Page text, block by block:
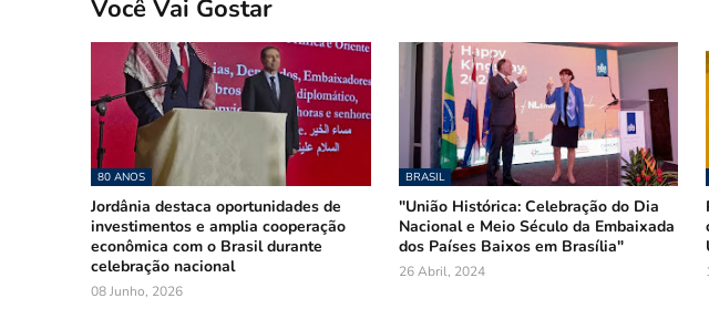
Você Vai Gostar
80 ANOS
Jordânia destaca oportunidades de
investimentos e amplia cooperação
econômica com o Brasil durante
celebração nacional
08 Junho, 2026
BRASIL
"União Histórica: Celebração do Dia
Nacional e Meio Século da Embaixada
dos Países Baixos em Brasília"
26 Abril, 2024